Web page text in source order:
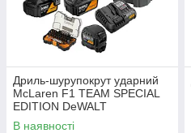
Дриль-шурупокрут ударний
McLaren F1 TEAM SPECIAL
EDITION DeWALT
DCD86MM2KT
В наявності